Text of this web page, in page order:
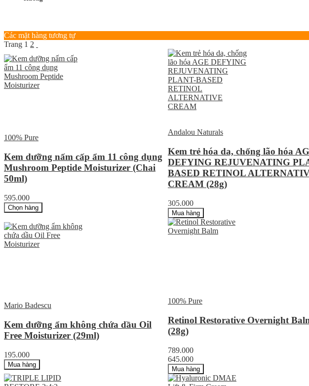
Các mặt hàng tương tự
Trang 1 2
100% Pure
Kem dưỡng nấm cấp ẩm 11 công dụng
Mushroom Peptide Moisturizer (Chai
50ml)
595.000
Chọn hàng
Andalou Naturals
Kem trẻ hóa da, chống lão hóa
DEFYING REJUVENATING
BASED RETINOL
CREAM (28g)
305.000
Mua hàng
Mario Badescu
Kem dưỡng ẩm không chứa dầu Oil
Free Moisturizer (29ml)
195.000
Mua hàng
100% Pure
Retinol Restorative Overnight
(28g)
789.000
645.000
Mua hàng